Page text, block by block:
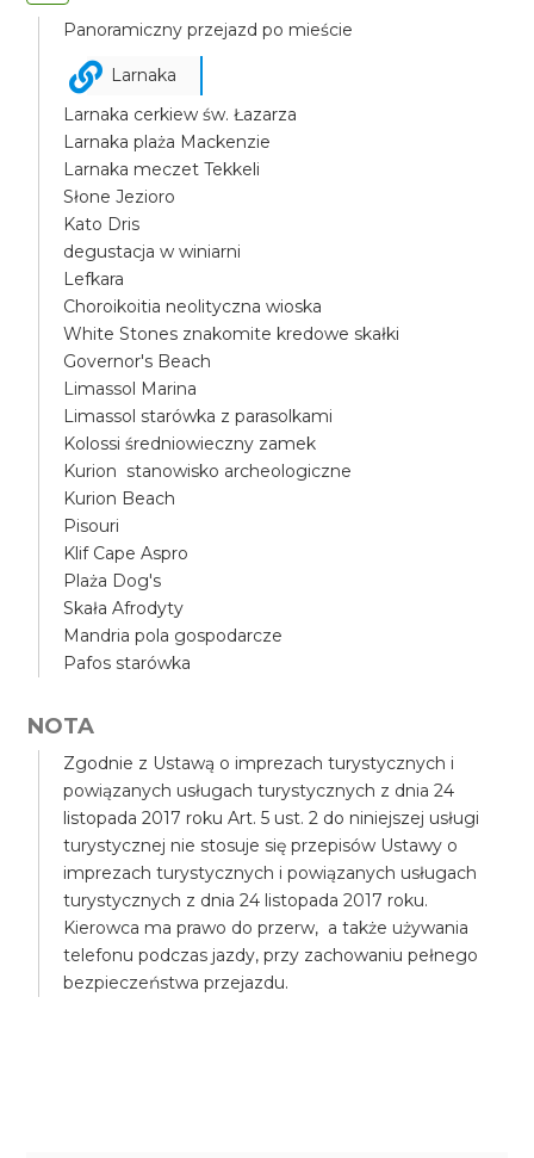
Panoramiczny przejazd po mieście
Larnaka
Larnaka cerkiew św. Łazarza
Larnaka plaża Mackenzie
Larnaka meczet Tekkeli
Słone Jezioro
Kato Dris
degustacja w winiarni
Lefkara
Choroikoitia neolityczna wioska
White Stones znakomite kredowe skałki
Governor's Beach
Limassol Marina
Limassol starówka z parasolkami
Kolossi średniowieczny zamek
Kurion stanowisko archeologiczne
Kurion Beach
Pisouri
Klif Cape Aspro
Plaża Dog's
Skała Afrodyty
Mandria pola gospodarcze
Pafos starówka
NOTA
Zgodnie z Ustawą o imprezach turystycznych i
powiązanych usługach turystycznych z dnia 24
listopada 2017 roku Art. 5 ust. 2 do niniejszej usługi
turystycznej nie stosuje się przepisów Ustawy o
imprezach turystycznych i powiązanych usługach
turystycznych z dnia 24 listopada 2017 roku.
Kierowca ma prawo do przerw, a także używania
telefonu podczas jazdy, przy zachowaniu pełnego
bezpieczeństwa przejazdu.